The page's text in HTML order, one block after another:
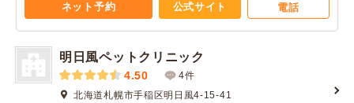
ネット予約 公式サイト 電話
明日風ペットクリニック
4.50
4件
北海道札幌市手稲区明日風4-15-41